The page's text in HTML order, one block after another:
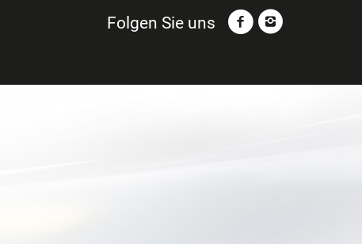
Folgen Sie uns